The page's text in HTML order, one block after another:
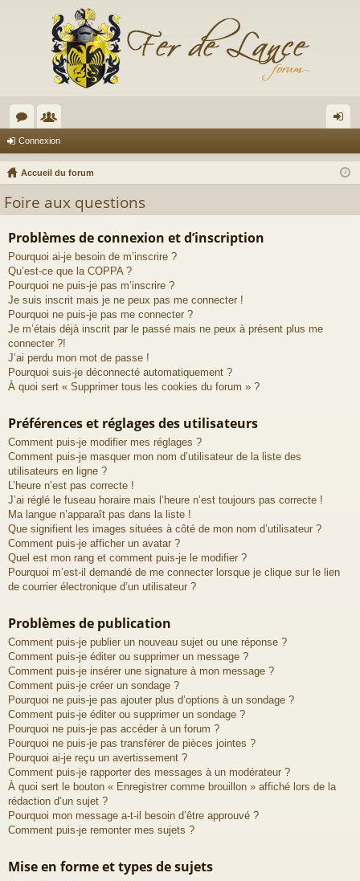
or
u
s
e
m
es
ne
on
Connexion
Accueil du forum
Foire aux questions
Problèmes de connexion et d’inscription
Pourquoi ai-je besoin de m’inscrire ?
Qu’est-ce que la COPPA ?
Pourquoi ne puis-je pas m’inscrire ?
Je suis inscrit mais je ne peux pas me connecter !
Pourquoi ne puis-je pas me connecter ?
Je m’étais déjà inscrit par le passé mais ne peux à présent plus me
connecter ?!
J’ai perdu mon mot de passe !
Pourquoi suis-je déconnecté automatiquement ?
À quoi sert « Supprimer tous les cookies du forum » ?
Préférences et réglages des utilisateurs
Comment puis-je modifier mes réglages ?
Comment puis-je masquer mon nom d’utilisateur de la liste des
utilisateurs en ligne ?
L’heure n’est pas correcte !
J’ai réglé le fuseau horaire mais l’heure n’est toujours pas correcte !
Ma langue n’apparaît pas dans la liste !
Que signifient les images situées à côté de mon nom d’utilisateur ?
Comment puis-je afficher un avatar ?
Quel est mon rang et comment puis-je le modifier ?
Pourquoi m’est-il demandé de me connecter lorsque je clique sur le lien
de courrier électronique d’un utilisateur ?
Problèmes de publication
Comment puis-je publier un nouveau sujet ou une réponse ?
Comment puis-je éditer ou supprimer un message ?
Comment puis-je insérer une signature à mon message ?
Comment puis-je créer un sondage ?
Pourquoi ne puis-je pas ajouter plus d’options à un sondage ?
Comment puis-je éditer ou supprimer un sondage ?
Pourquoi ne puis-je pas accéder à un forum ?
Pourquoi ne puis-je pas transférer de pièces jointes ?
Pourquoi ai-je reçu un avertissement ?
Comment puis-je rapporter des messages à un modérateur ?
À quoi sert le bouton « Enregistrer comme brouillon » affiché lors de la
rédaction d’un sujet ?
Pourquoi mon message a-t-il besoin d’être approuvé ?
Comment puis-je remonter mes sujets ?
Mise en forme et types de sujets